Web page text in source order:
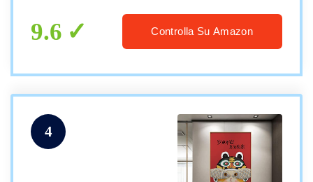
9.6 Controlla Su Amazon
4